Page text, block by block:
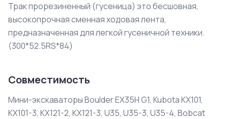
Трак прорезиненный (гусеница) это бесшовная,
высокопрочная сменная ходовая лента,
предназначенная для легкой гусеничной техники.
(300*52.5RS*84)
Совместимость
Мини-экскаваторы Boulder EX35H G1, Kubota KX101,
KX101-3, KX121-2, KX121-3, U35, U35-3, U35-4, Bobcat